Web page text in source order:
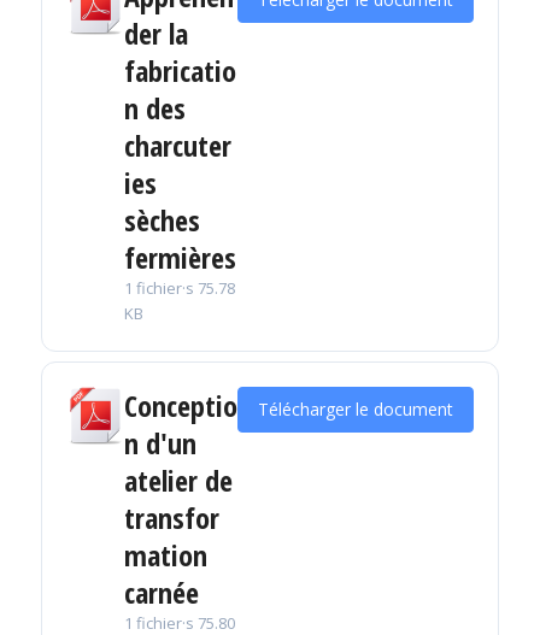
der la
fabricatio
n des
charcuter
ies
sèches
fermières
1 fichier·s 75.78
KB
Conceptio
n d'un
atelier de
transfor
mation
carnée
1 fichier·s 75.80
Télécharger le document